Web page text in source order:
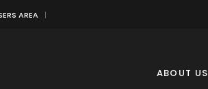
AREA
ABOUT US